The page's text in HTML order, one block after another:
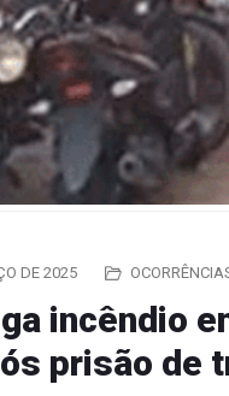
DE 2025
incêndio
prisão de